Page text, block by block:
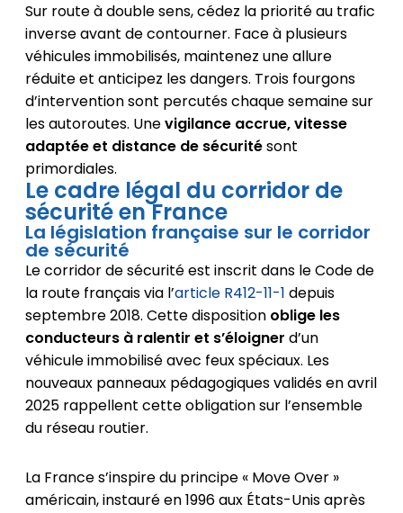
Sur route à double sens, cédez la priorité au trafic
inverse avant de contourner. Face à plusieurs
véhicules immobilisés, maintenez une allure
réduite et anticipez les dangers. Trois fourgons
d’intervention sont percutés chaque semaine sur
les autoroutes. Unevigilance accrue, vitesse
adaptée et distance de sécuritésont
primordiales.
Le cadre légal du corridor de
sécurité en France
La législation française sur le corridor
de sécurité
Le corridor de sécurité est inscrit dans le Code de
la route français via l’article R412-11-1 depuis
septembre 2018. Cette disposition oblige les
conducteurs à ralentir et s’éloigner d’un
véhicule immobilisé avec feux spéciaux. Les
nouveaux panneaux pédagogiques validés en avril
2025 rappellent cette obligation sur l’ensemble
du réseau routier.
La France s’inspire du principe « Move Over »
américain, instauré en 1996 aux États-Unis après